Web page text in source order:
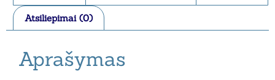
Atsiliepimai (0)
Aprašymas